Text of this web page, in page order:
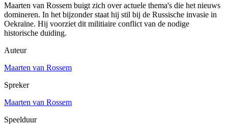
Maarten van Rossem buigt zich over actuele thema's die het nieuws
domineren. In het bijzonder staat hij stil bij de Russische invasie in
Oekraïne. Hij voorziet dit militiaire conflict van de nodige
historische duiding.
Auteur
Maarten van Rossem
Spreker
Maarten van Rossem
Speelduur